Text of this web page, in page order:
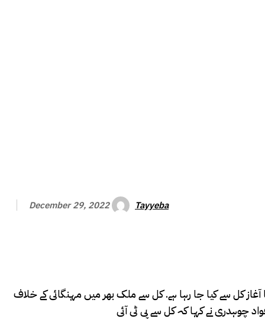
December 29, 2022 Tayyeba
آغاز کل سے کیا جا رہا ہے. کل سے ملک بھر میں مہنگائی کے خلاف
چوہدری نے کہا کہ کل سے پی ٹی آئی